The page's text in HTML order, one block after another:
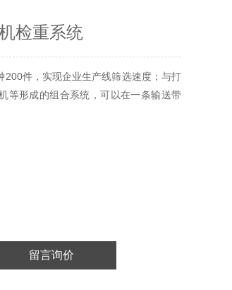
检重系统
件，实现企业生产线筛选速度；与打
等形成的组合系统，可以在一条输送带
选件配置，提高设备利用性；
蚀性洗涤剂的擦洗。
留言询价